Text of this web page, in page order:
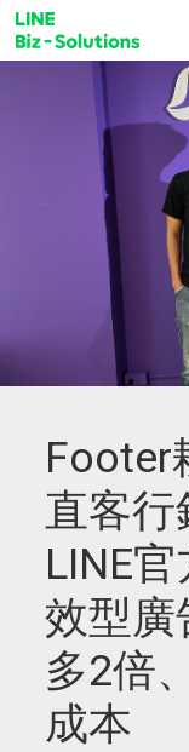
Footer
直客行
LINE
效型廣
多2倍
成本